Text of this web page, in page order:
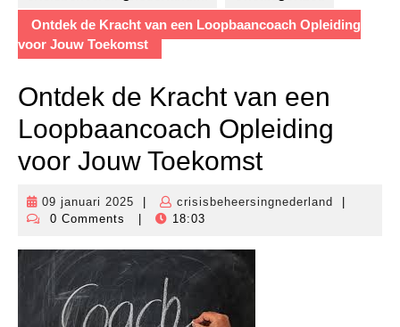
Ontdek de Kracht van een Loopbaancoach Opleiding
voor Jouw Toekomst
Ontdek de Kracht van een
Loopbaancoach Opleiding
voor Jouw Toekomst
09 januari 2025
09
januari
crisisbeheersingnederland
0 Comments
18:03